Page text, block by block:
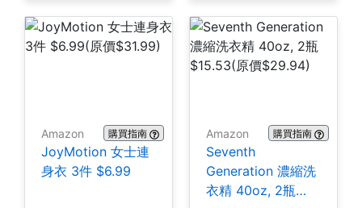
Amazon 購買指南
JoyMotion 女士連
身衣 3件 $6.99
Amazon 購買指南
Seventh
Generation 濃縮洗
衣精 40oz, 2瓶